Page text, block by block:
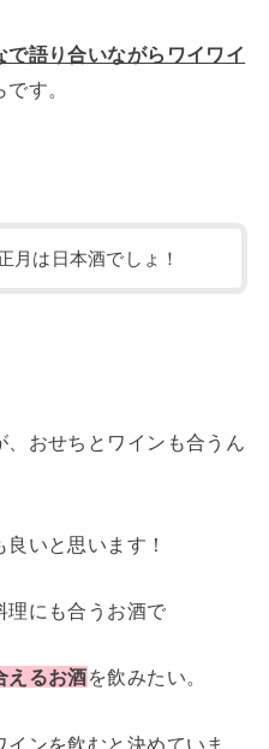
で語り合いながらワイワイ
す。
月は日本酒でしょ！
おせちとワインも合うん
いと思います！
理にも合うお酒で
えるお酒を飲みたい。
ンを飲むと決めていま